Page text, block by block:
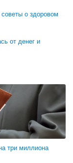
советы о здоровом
от денег и
три миллиона